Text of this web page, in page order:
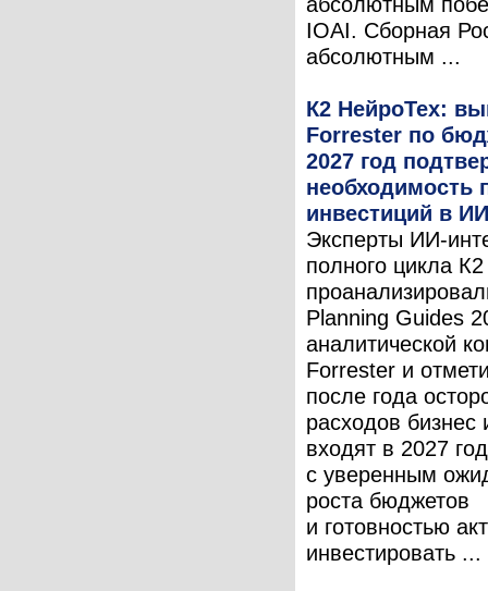
IOAI. Сборная
абсолютным ...
К2 НейроТех:
Forrester по
2027 год
необходимость
инвестиций в ИИ
Эксперты ИИ-
полного цикла
Planning Guides
аналитической
Forrester и
после года
расходов
входят в 2027 год
с уверенным
роста бюджетов
и готовностью
инвестировать ...